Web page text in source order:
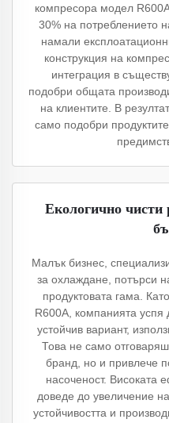
компресора модел
30% на потреблението
намали
конструкция на
интеграция в
подобри общата
на клиентите. В
само подобри
Екологично чисти
Малък бизнес,
за охлаждане, потърси
продуктовата гама.
R600A, компанията успя
устойчив вариант,
Това не само
бранд, но и привлече
насоченост. Високата
доведе до увеличение
устойчивостта и